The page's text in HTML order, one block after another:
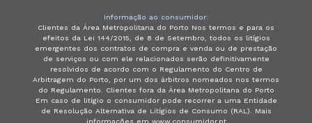
Informação ao consumidor:
Clientes da Área Metropolitana do Porto Nos termos e para os
efeitos da Lei 144/2015, de 8 de Setembro, todos os litígios
emergentes dos contratos de compra e venda ou de prestação
de serviços ou com ele relacionados serão definitivamente
resolvidos de acordo com o Regulamento do Centro de
Arbitragem do Porto, por um dos árbitros nomeados nos termos
do Regulamento. Clientes fora da Área Metropolitana do Porto
Em caso de litígio o consumidor pode recorrer a uma Entidade
de Resolução Alternativa de Litígios de Consumo (RAL). Mais
informações em www.consumidor.pt